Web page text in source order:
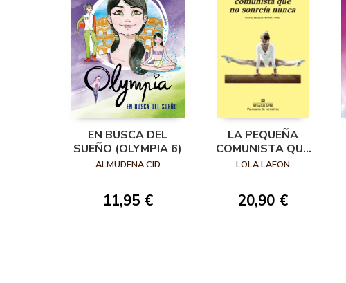
EN BUSCA DEL
SUEÑO (OLYMPIA 6)
ALMUDENA CID
11,95 €
LA PEQUEÑA
COMUNISTA QUE
NO SONREÍA
LOLA LAFON
20,90 €